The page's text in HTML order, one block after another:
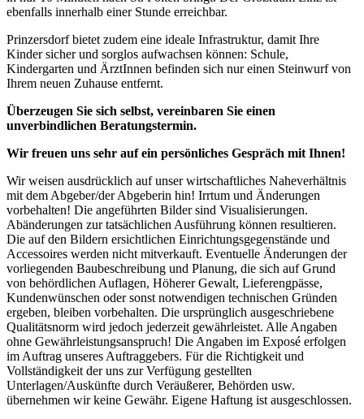
ebenfalls innerhalb einer Stunde erreichbar.
Prinzersdorf bietet zudem eine ideale Infrastruktur, damit Ihre
Kinder sicher und sorglos aufwachsen können: Schule,
Kindergarten und ÄrztInnen befinden sich nur einen Steinwurf von
Ihrem neuen Zuhause entfernt.
Überzeugen Sie sich selbst, vereinbaren Sie einen
unverbindlichen Beratungstermin.
Wir freuen uns sehr auf ein persönliches Gespräch mit Ihnen!
Wir weisen ausdrücklich auf unser wirtschaftliches Naheverhältnis
mit dem Abgeber/der Abgeberin hin! Irrtum und Änderungen
vorbehalten! Die angeführten Bilder sind Visualisierungen.
Abänderungen zur tatsächlichen Ausführung können resultieren.
Die auf den Bildern ersichtlichen Einrichtungsgegenstände und
Accessoires werden nicht mitverkauft. Eventuelle Änderungen der
vorliegenden Baubeschreibung und Planung, die sich auf Grund
von behördlichen Auflagen, Höherer Gewalt, Lieferengpässe,
Kundenwünschen oder sonst notwendigen technischen Gründen
ergeben, bleiben vorbehalten. Die ursprünglich ausgeschriebene
Qualitätsnorm wird jedoch jederzeit gewährleistet. Alle Angaben
ohne Gewährleistungsanspruch! Die Angaben im Exposé erfolgen
im Auftrag unseres Auftraggebers. Für die Richtigkeit und
Vollständigkeit der uns zur Verfügung gestellten
Unterlagen/Auskünfte durch Veräußerer, Behörden usw.
übernehmen wir keine Gewähr. Eigene Haftung ist ausgeschlossen.